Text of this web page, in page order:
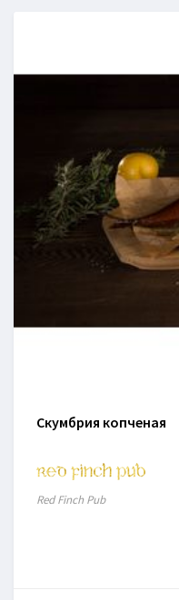
Скумбрия копченая
Red Finch Pub